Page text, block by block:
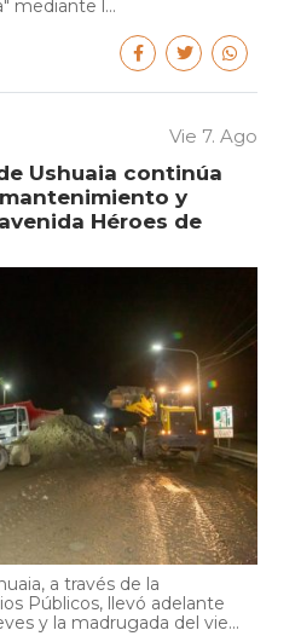
mediante l...
Vie 7. Ago
Ushuaia continúa
y
Héroes de
a través de la
Públicos, llevó adelante
y la madrugada del vie...